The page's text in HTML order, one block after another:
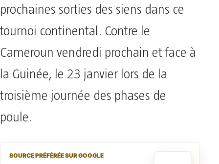
prochaines sorties des siens dans ce
tournoi continental. Contre le
Cameroun vendredi prochain et face à
la Guinée, le 23 janvier lors de la
troisième journée des phases de
poule.
SOURCE PRÉFÉRÉE SUR GOOGLE